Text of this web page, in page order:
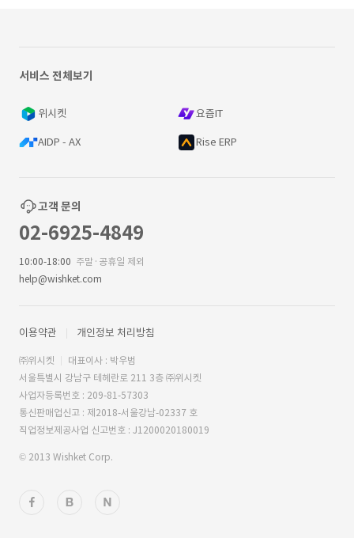
서비스 전체보기
위시켓 요즘IT
AIDP - AX Rise ERP
고객 문의
02-6925-4849
10:00-18:00 주말·공휴일 제외
help@wishket.com
이용약관 개인정보 처리방침
㈜위시켓
대표이사 : 박우범
서울특별시 강남구 테헤란로 211 3층 ㈜위시켓
사업자등록번호 : 209-81-57303
통신판매업신고 : 제2018-서울강남-02337 호
직업정보제공사업 신고번호 : J1200020180019
© 2013 Wishket Corp.